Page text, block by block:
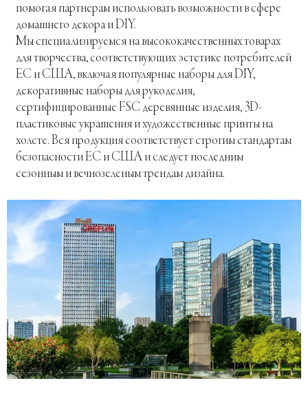
помогая партнерам использовать возможности в сфере
домашнего декора и DIY.
Мы специализируемся на высококачественных товарах
для творчества, соответствующих эстетике потребителей
ЕС и США, включая популярные наборы для DIY,
декоративные наборы для рукоделия,
сертифицированные FSC деревянные изделия, 3D-
пластиковые украшения и художественные принты на
холсте. Вся продукция соответствует строгим стандартам
безопасности ЕС и США и следует последним
сезонным и вечнозеленым трендам дизайна.